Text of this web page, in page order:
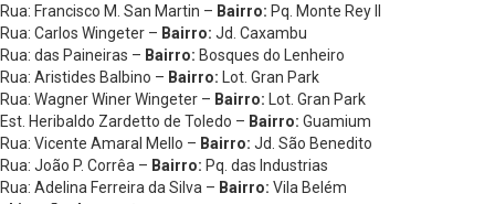
Rua: Francisco M. San Martin – Bairro: Pq. Monte Rey II
Rua: Carlos Wingeter – Bairro: Jd. Caxambu
Rua: das Paineiras – Bairro: Bosques do Lenheiro
Rua: Aristides Balbino – Bairro: Lot. Gran Park
Rua: Wagner Winer Wingeter – Bairro: Lot. Gran Park
Est. Heribaldo Zardetto de Toledo – Bairro: Guamium
Rua: Vicente Amaral Mello – Bairro: Jd. São Benedito
Rua: João P. Corrêa – Bairro: Pq. das Industrias
Rua: Adelina Ferreira da Silva – Bairro: Vila Belém